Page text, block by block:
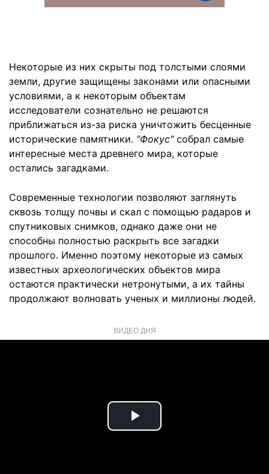
Некоторые из них скрыты под толстыми слоями
земли, другие защищены законами или опасными
условиями, а к некоторым объектам
исследователи сознательно не решаются
приближаться из-за риска уничтожить бесценные
исторические памятники. "Фокус"собрал самые
интересные места древнего мира, которые
остались загадками.
Современные технологии позволяют заглянуть
сквозь толщу почвы и скал с помощью радаров и
спутниковых снимков, однако даже они не
способны полностью раскрыть все загадки
прошлого. Именно поэтому некоторые из самых
известных археологических объектов мира
остаются практически нетронутыми, а их тайны
продолжают волновать ученых и миллионы людей.
ВИДЕО ДНЯ
Play